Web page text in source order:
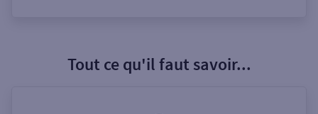
Tout ce qu'il faut savoir...